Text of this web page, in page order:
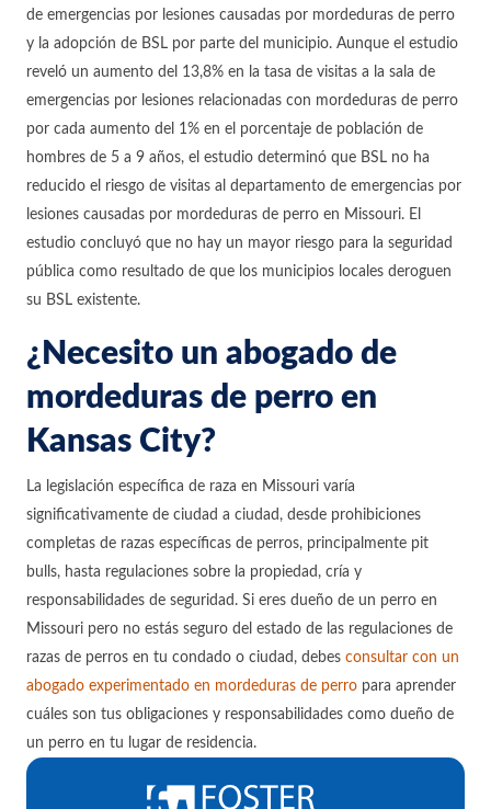
de emergencias por lesiones causadas por mordeduras de perro
y la adopción de BSL por parte del municipio. Aunque el estudio
reveló un aumento del 13,8% en la tasa de visitas a la sala de
emergencias por lesiones relacionadas con mordeduras de perro
por cada aumento del 1% en el porcentaje de población de
hombres de 5 a 9 años, el estudio determinó que BSL no ha
reducido el riesgo de visitas al departamento de emergencias por
lesiones causadas por mordeduras de perro en Missouri. El
estudio concluyó que no hay un mayor riesgo para la seguridad
pública como resultado de que los municipios locales deroguen
su BSL existente.
¿Necesito un abogado de
mordeduras de perro en
Kansas City?
La legislación específica de raza en Missouri varía
significativamente de ciudad a ciudad, desde prohibiciones
completas de razas específicas de perros, principalmente pit
bulls, hasta regulaciones sobre la propiedad, cría y
responsabilidades de seguridad. Si eres dueño de un perro en
Missouri pero no estás seguro del estado de las regulaciones de
razas de perros en tu condado o ciudad, debes consultar con un
abogado experimentado en mordeduras de perro para aprender
cuáles son tus obligaciones y responsabilidades como dueño de
un perro en tu lugar de residencia.